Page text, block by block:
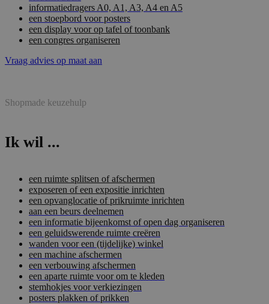
informatiedragers A0, A1, A3, A4 en A5
een stoepbord voor posters
een display voor op tafel of toonbank
een congres organiseren
Vraag advies op maat aan
Shopmade keuzehulp
Ik wil ...
een ruimte splitsen of afschermen
exposeren of een expositie inrichten
een opvanglocatie of prikruimte inrichten
aan een beurs deelnemen
een informatie bijeenkomst of open dag organiseren
een geluidswerende ruimte creëren
wanden voor een (tijdelijke) winkel
een machine afschermen
een verbouwing afschermen
een aparte ruimte voor om te kleden
stemhokjes voor verkiezingen
posters plakken of prikken